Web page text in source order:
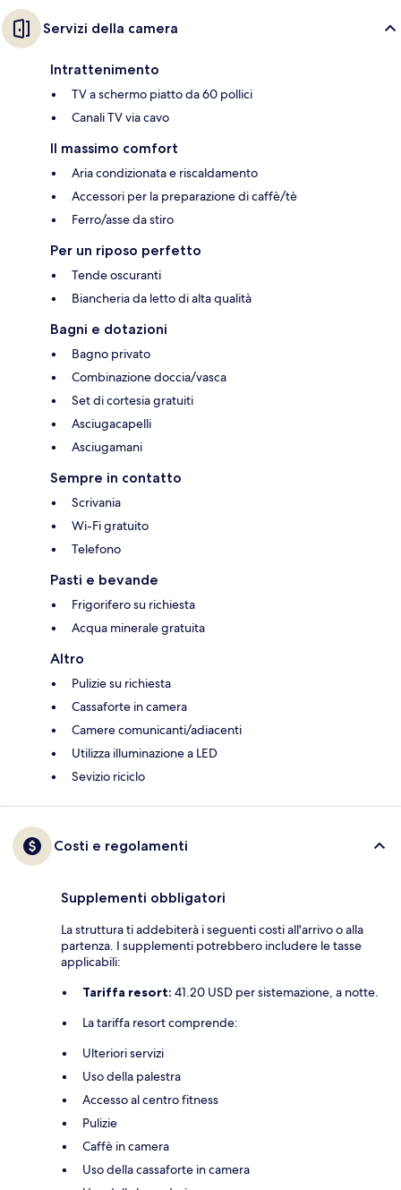
Servizi della camera
Intrattenimento
TV a schermo piatto da 60 pollici
Canali TV via cavo
Il massimo comfort
Aria condizionata e riscaldamento
Accessori per la preparazione di caffè/tè
Ferro/asse da stiro
Per un riposo perfetto
Tende oscuranti
Biancheria da letto di alta qualità
Bagni e dotazioni
Bagno privato
Combinazione doccia/vasca
Set di cortesia gratuiti
Asciugacapelli
Asciugamani
Sempre in contatto
Scrivania
Wi-Fi gratuito
Telefono
Pasti e bevande
Frigorifero su richiesta
Acqua minerale gratuita
Altro
Pulizie su richiesta
Cassaforte in camera
Camere comunicanti/adiacenti
Utilizza illuminazione a LED
Sevizio riciclo
Costi e regolamenti
Supplementi obbligatori
La struttura ti addebiterà i seguenti costi all'arrivo o alla
partenza. I supplementi potrebbero includere le tasse
applicabili:
Tariffa resort: 41.20 USD per sistemazione, a notte.
La tariffa resort comprende:
Ulteriori servizi
Uso della palestra
Accesso al centro fitness
Pulizie
Caffè in camera
Uso della cassaforte in camera